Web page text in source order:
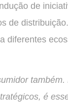
de
de
diferentes
é